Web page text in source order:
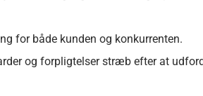
for både kunden og konkurrenten.
og forpligtelser stræb efter at